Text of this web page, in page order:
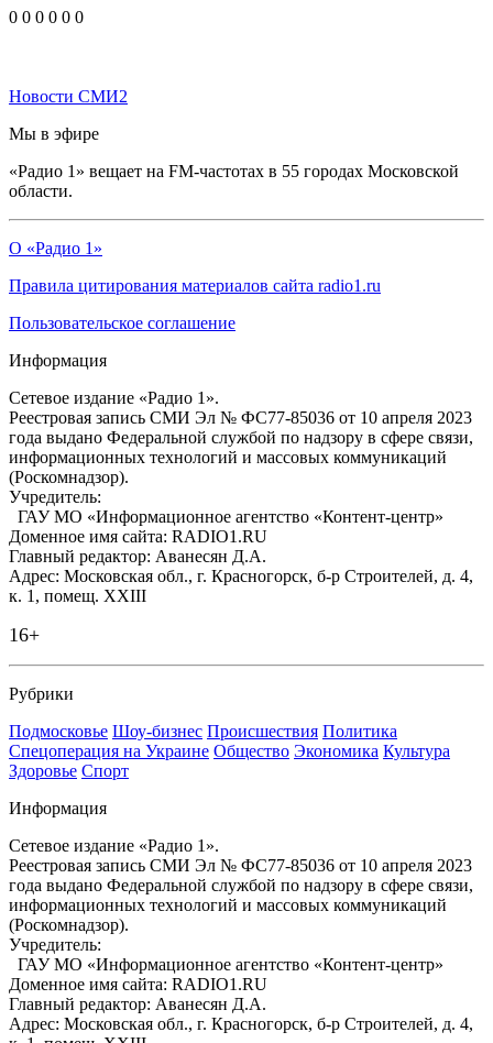
0 0 0 0 0 0
Новости СМИ2
Мы в эфире
«Радио 1» вещает на FM-частотах в 55 городах Московской
области.
О «Радио 1»
Правила цитирования материалов сайта radio1.ru
Пользовательское соглашение
Информация
Сетевое издание «Радио 1».
Реестровая запись СМИ Эл № ФС77-85036 от 10 апреля 2023
года выдано Федеральной службой по надзору в сфере связи,
информационных технологий и массовых коммуникаций
(Роскомнадзор).
Учредитель:
ГАУ МО «Информационное агентство «Контент-центр»
Доменное имя сайта: RADIO1.RU
Главный редактор: Аванесян Д.А.
Адрес: Московская обл., г. Красногорск, б-р Строителей, д. 4,
к. 1, помещ. XXIII
16+
Рубрики
Подмосковье Шоу-бизнес Происшествия Политика
Спецоперация на Украине Общество Экономика Культура
Здоровье Спорт
Информация
Сетевое издание «Радио 1».
Реестровая запись СМИ Эл № ФС77-85036 от 10 апреля 2023
года выдано Федеральной службой по надзору в сфере связи,
информационных технологий и массовых коммуникаций
(Роскомнадзор).
Учредитель:
ГАУ МО «Информационное агентство «Контент-центр»
Доменное имя сайта: RADIO1.RU
Главный редактор: Аванесян Д.А.
Адрес: Московская обл., г. Красногорск, б-р Строителей, д. 4,